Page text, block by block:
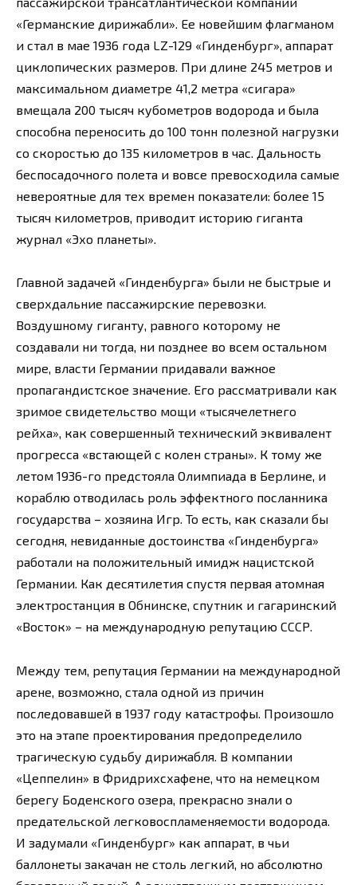
«Германские дирижабли». Ее новейшим флагманом
и стал в мае 1936 года LZ-129 «Гинденбург», аппарат
циклопических размеров. При длине 245 метров и
максимальном диаметре 41,2 метра «сигара»
вмещала 200 тысяч кубометров водорода и была
способна переносить до 100 тонн полезной нагрузки
со скоростью до 135 километров в час. Дальность
беспосадочного полета и вовсе превосходила самые
невероятные для тех времен показатели: более 15
тысяч километров, приводит историю гиганта
журнал «Эхо планеты».
Главной задачей «Гинденбурга» были не быстрые и
сверхдальние пассажирские перевозки.
Воздушному гиганту, равного которому не
создавали ни тогда, ни позднее во всем остальном
мире, власти Германии придавали важное
пропагандистское значение. Его рассматривали как
зримое свидетельство мощи «тысячелетнего
рейха», как совершенный технический эквивалент
прогресса «встающей с колен страны». К тому же
летом 1936-го предстояла Олимпиада в Берлине, и
кораблю отводилась роль эффектного посланника
государства – хозяина Игр. То есть, как сказали бы
сегодня, невиданные достоинства «Гинденбурга»
работали на положительный имидж нацистской
Германии. Как десятилетия спустя первая атомная
электростанция в Обнинске, спутник и гагаринский
«Восток» – на международную репутацию СССР.
Между тем, репутация Германии на международной
арене, возможно, стала одной из причин
последовавшей в 1937 году катастрофы. Произошло
это на этапе проектирования предопределило
трагическую судьбу дирижабля. В компании
«Цеппелин» в Фридрихсхафене, что на немецком
берегу Боденского озера, прекрасно знали о
предательской легковоспламеняемости водорода.
И задумали «Гинденбург» как аппарат, в чьи
баллонеты закачан не столь легкий, но абсолютно